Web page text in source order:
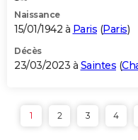
Naissance
15/01/1942 à Paris (Paris)
Décès
23/03/2023 à Saintes (
1 2 3 4